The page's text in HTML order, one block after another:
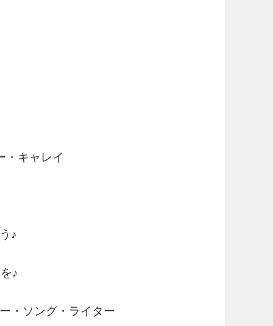
ャレイ
♪
♪
・ソング・ライター